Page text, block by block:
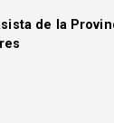
de la